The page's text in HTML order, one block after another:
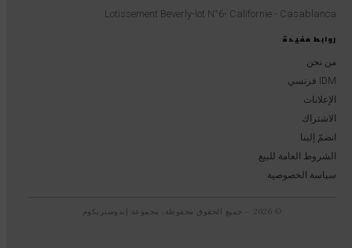
روابط مفيدة
من نحن
IDM فرنسي
الإعلانات
الاشتراك
انضمّ إلينا
الشروط العامة للبيع
سياسة الخصوصية
Lotissement Beverly-lot N°6- Californie - Casablanca
© 2026 – جميع الحقوق محفوظة، مجموعة إندوستريكوم